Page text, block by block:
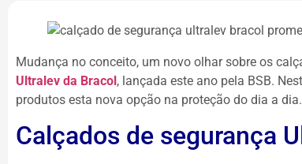
Mudança no conceito, um novo olhar sobre os
Ultralev da Bracol, lançada este ano pela BSB.
produtos esta nova opção na proteção do dia a dia.
Calçados de segurança